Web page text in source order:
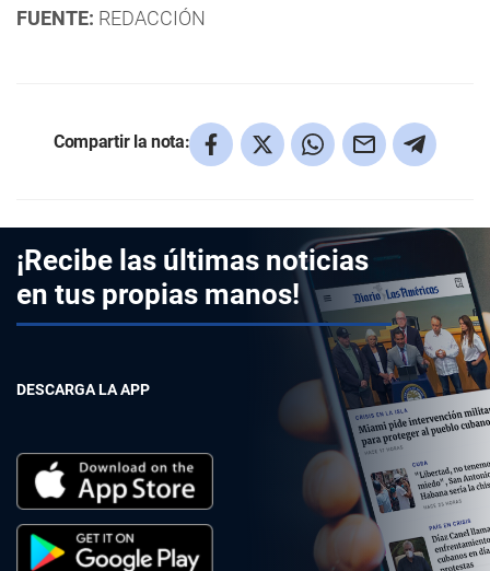
FUENTE: REDACCIÓN
Compartir la nota:
¡Recibe las últimas noticias
en tus propias manos!
DESCARGA LA APP